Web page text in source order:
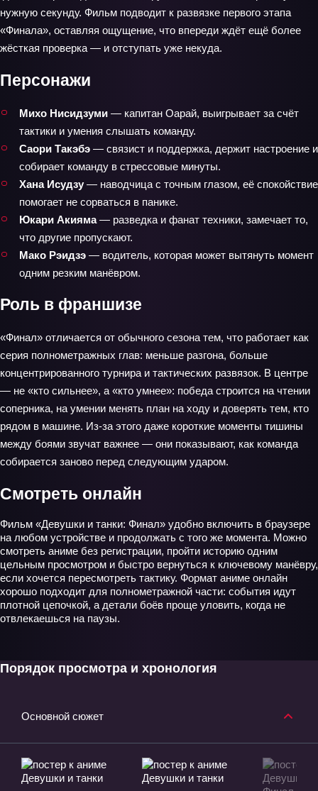
нужную секунду. Фильм подводит к развязке первого этапа
«Финала», оставляя ощущение, что впереди ждёт ещё более
жёсткая проверка — и отступать уже некуда.
Персонажи
Михо Нисидзуми — капитан Оарай, выигрывает за счёт
тактики и умения слышать команду.
Саори Такэбэ — связист и поддержка, держит настроение и
собирает команду в стрессовые минуты.
Хана Исудзу — наводчица с точным глазом, её спокойствие
помогает не сорваться в панике.
Юкари Акияма— разведка и фанат техники, замечает то,
что другие пропускают.
Мако Рэидзэ — водитель, которая может вытянуть момент
одним резким манёвром.
Роль в франшизе
«Финал» отличается от обычного сезона тем, что работает как
серия полнометражных глав: меньше разгона, больше
концентрированного турнира и тактических развязок. В центре
— не «кто сильнее», а «кто умнее»: победа строится на чтении
соперника, на умении менять план на ходу и доверять тем, кто
рядом в машине. Из‑за этого даже короткие моменты тишины
между боями звучат важнее — они показывают, как команда
собирается заново перед следующим ударом.
Смотреть онлайн
Фильм «Девушки и танки: Финал» удобно включить в браузере
на любом устройстве и продолжать с того же момента. Можно
смотреть аниме без регистрации, пройти историю одним
цельным просмотром и быстро вернуться к ключевому манёвру,
если хочется пересмотреть тактику. Формат аниме онлайн
хорошо подходит для полнометражной части: события идут
плотной цепочкой, а детали боёв проще уловить, когда не
отвлекаешься на паузы.
Порядок просмотра и хронология
Основной сюжет